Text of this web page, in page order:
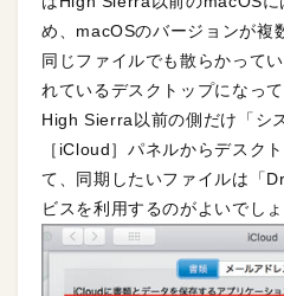
め、macOSのバージョンが複
同じファイルでも散らかって
れているデスクトップになっ
High Sierra以前の側だけ「シ
［iCloud］パネルからデスク
て、同期したいファイルは「
ビスを利用するのがよいでしょ